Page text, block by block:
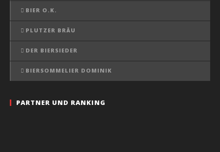
BIER O.K.
PLUTZER BRÄU
DER BIERSIEDER
BIERSOMMELIER DOMINIK
PARTNER UND RANKING